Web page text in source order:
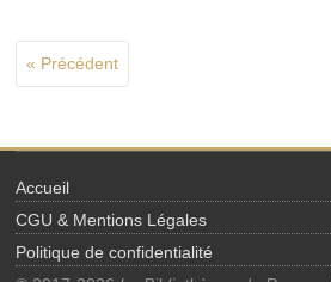
« Précédent
Accueil
CGU & Mentions Légales
Politique de confidentialité